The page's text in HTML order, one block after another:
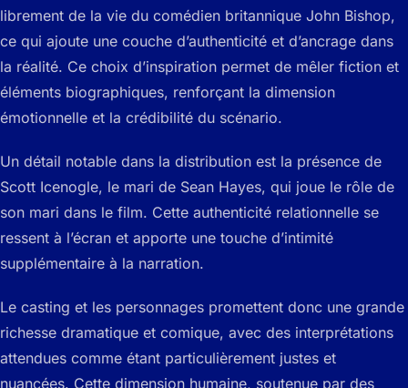
librement de la vie du comédien britannique John Bishop,
ce qui ajoute une couche d’authenticité et d’ancrage dans
la réalité. Ce choix d’inspiration permet de mêler fiction et
éléments biographiques, renforçant la dimension
émotionnelle et la crédibilité du scénario.
Un détail notable dans la distribution est la présence de
Scott Icenogle, le mari de Sean Hayes, qui joue le rôle de
son mari dans le film. Cette authenticité relationnelle se
ressent à l’écran et apporte une touche d’intimité
supplémentaire à la narration.
Le casting et les personnages promettent donc une grande
richesse dramatique et comique, avec des interprétations
attendues comme étant particulièrement justes et
nuancées. Cette dimension humaine, soutenue par des